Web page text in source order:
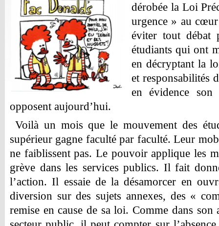
dérobée la Loi
urgence » au
éviter tout
étudiants qui ont
en décryptant la
et responsabilités
en évidence
opposent aujourd’hui.
Voilà un mois que le mouvement des
supérieur gagne faculté par faculté. Leur
ne faiblissent pas. Le pouvoir applique les
grève dans les services publics. Il fait
l’action. Il essaie de la désamorcer en
diversion sur des sujets annexes, des «
remise en cause de sa loi. Comme dans son